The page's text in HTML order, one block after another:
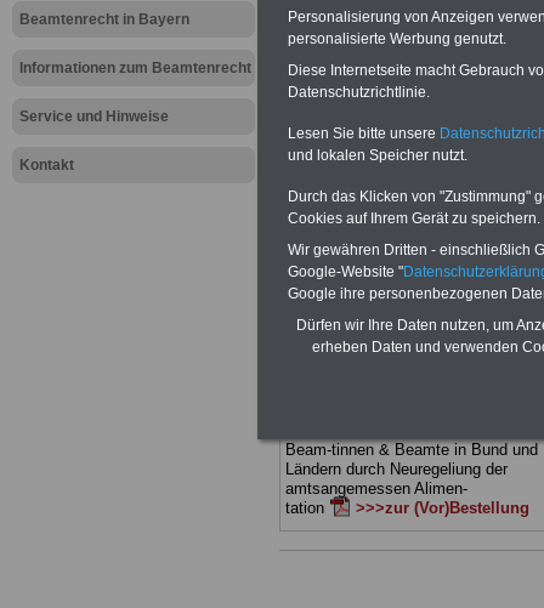
Beamtenrecht in Bayern
Informationen zum Beamtenrecht
Service und Hinweise
Kontakt
steigt
BEHÖRDEN-ABOmit drei
nur 25,00 Euro: Wissenswertes für
sorgungsrecht (Bund/Länder) sowie
Beihilferecht in Bund und Ländern.
drei Ratgeber sind übersichtlich
und erläutern auch komplizierte
Sachverhalte ver-ständlich (auch für
Mitarbeiterinnen und Mitarbeiter
öffentlichen Dienstes im Freistaat
Bayern
geeignet).
BEHÖRDEN-ABO
hier bestellen
Beam-tinnen & Beamte in Bund und
Ländern durch Neuregeliung der
amtsangemessen Alimen-
tation
>>>zur (Vor)Bestellung
Personalisierung von Anzeigen
personalisierte Werbung genutzt.
Diese Internetseite macht Gebrauch
Datenschutzrichtlinie.
Lesen Sie bitte unsere
und lokalen Speicher nutzt.
Durch das Klicken von "Zustimmung"
Cookies auf Ihrem Gerät zu speichern.
Wir gewähren Dritten - einschließlich
Google-Website "
Google ihre personenbezogenen
Dürfen wir Ihre Daten nutzen, um
erheben Daten und verwenden